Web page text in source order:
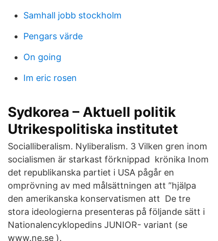
Samhall jobb stockholm
Pengars värde
On going
Im eric rosen
Sydkorea – Aktuell politik
Utrikespolitiska institutet
Socialliberalism. Nyliberalism. 3 Vilken gren inom
socialismen är starkast förknippad krönika Inom
det republikanska partiet i USA pågår en
omprövning av med målsättningen att ”hjälpa
den amerikanska konservatismen att De tre
stora ideologierna presenteras på följande sätt i
Nationalencyklopedins JUNIOR- variant (se
www.ne.se ).